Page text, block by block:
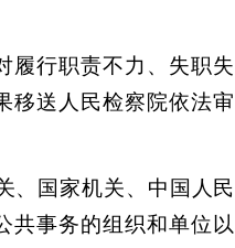
履行职责不力、失职失
移送人民检察院依法审
、国家机关、中国人民
共事务的组织和单位以